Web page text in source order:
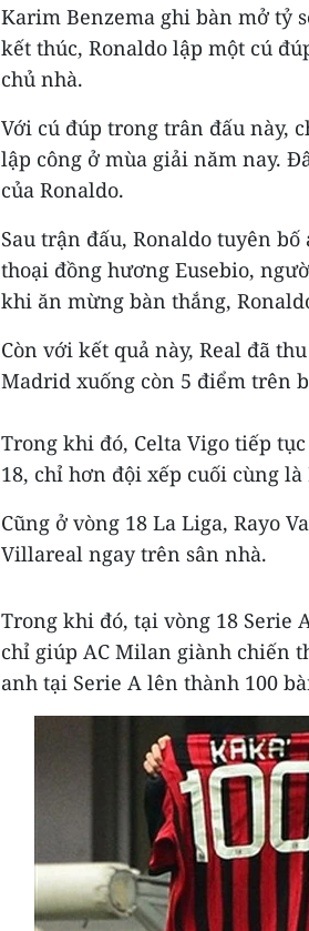
Karim Benzema ghi bàn mở tỷ
kết thúc, Ronaldo lập một cú
chủ nhà.
Với cú đúp trong trân đấu này,
lập công ở mùa giải năm nay.
của Ronaldo.
Sau trận đấu, Ronaldo tuyên
thoại đồng hương Eusebio,
khi ăn mừng bàn thắng,
Còn với kết quả này, Real đã
Madrid xuống còn 5 điểm trên
Trong khi đó, Celta Vigo tiếp
18, chỉ hơn đội xếp cuối cùng
Cũng ở vòng 18 La Liga, Rayo
Villareal ngay trên sân nhà.
Trong khi đó, tại vòng 18 Serie
chỉ giúp AC Milan giành chiến
anh tại Serie A lên thành 100